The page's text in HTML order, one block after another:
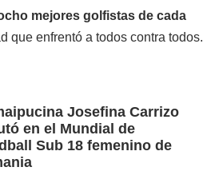
mejores golfistas de cada
que enfrentó a todos contra todos.
Josefina Carrizo
en el Mundial de
Sub 18 femenino de